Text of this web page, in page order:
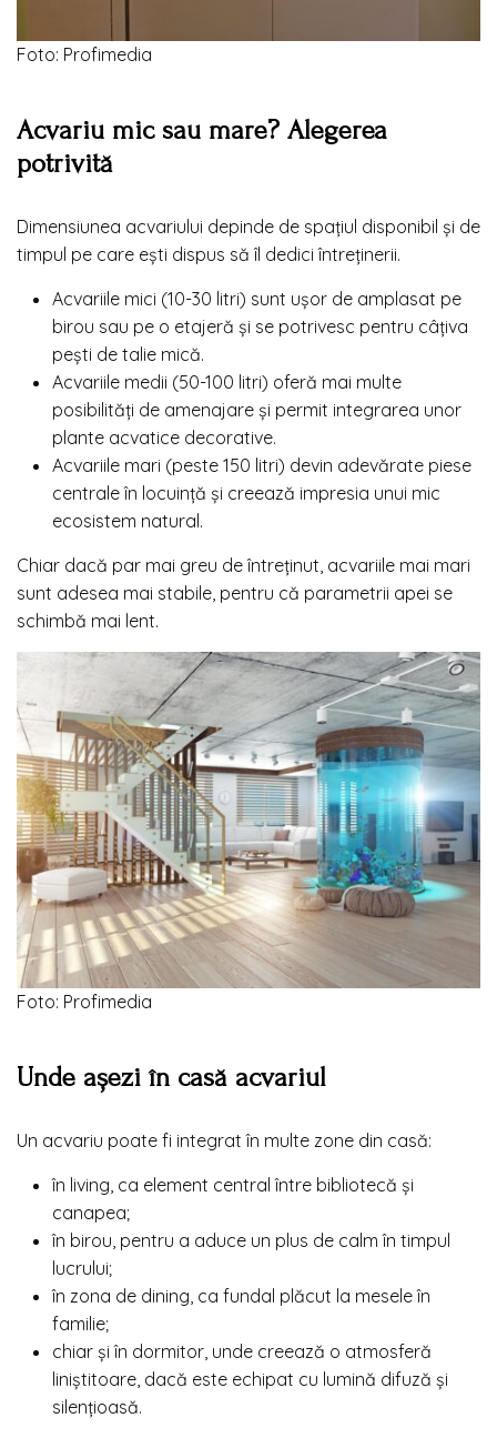
Foto: Profimedia
Acvariu mic sau mare? Alegerea
potrivită
Dimensiunea acvariului depinde de spațiul disponibil și de
timpul pe care ești dispus să îl dedici întreținerii.
Acvariile mici (10-30 litri) sunt ușor de amplasat pe
birou sau pe o etajeră și se potrivesc pentru câțiva
pești de talie mică.
Acvariile medii (50-100 litri) oferă mai multe
posibilități de amenajare și permit integrarea unor
plante acvatice decorative.
Acvariile mari (peste 150 litri) devin adevărate piese
centrale în locuință și creează impresia unui mic
ecosistem natural.
Chiar dacă par mai greu de întreținut, acvariile mai mari
sunt adesea mai stabile, pentru că parametrii apei se
schimbă mai lent.
Foto: Profimedia
Unde așezi în casă acvariul
Un acvariu poate fi integrat în multe zone din casă:
în living, ca element central între bibliotecă și
canapea;
în birou, pentru a aduce un plus de calm în timpul
lucrului;
în zona de dining, ca fundal plăcut la mesele în
familie;
chiar și în dormitor, unde creează o atmosferă
liniștitoare, dacă este echipat cu lumină difuză și
silențioasă.